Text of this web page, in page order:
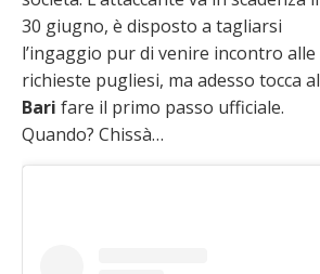
30 giugno, è disposto a tagliarsi
l’ingaggio pur di venire incontro alle
richieste pugliesi, ma adesso tocca al
Bari fare il primo passo ufficiale.
Quando? Chissà…